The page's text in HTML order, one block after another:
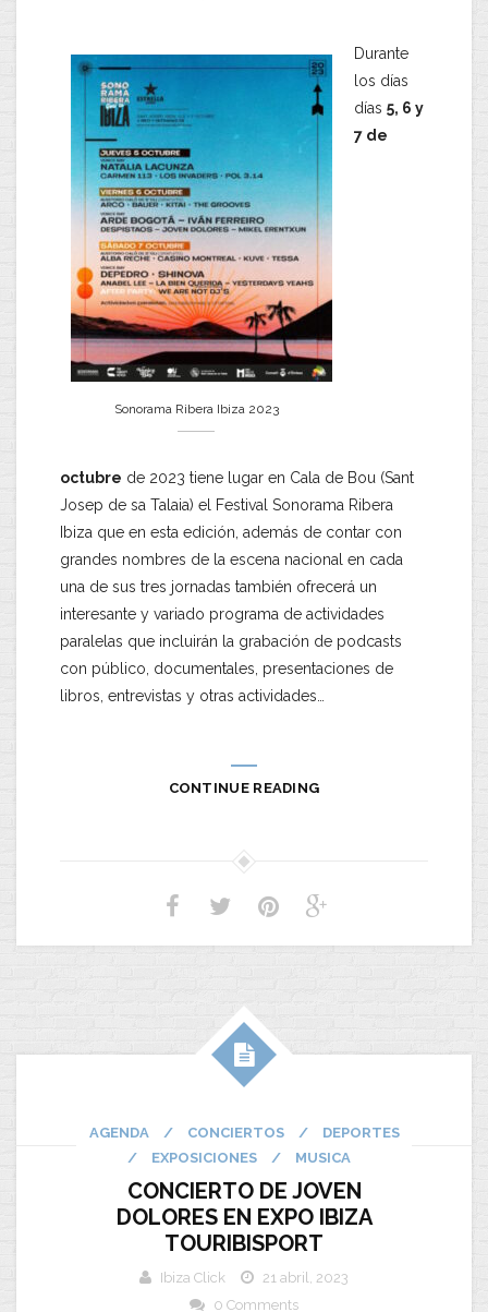
Sonorama Ribera Ibiza 2023
Durante
los días
días 5, 6 y
7 de
octubre de 2023 tiene lugar en Cala de Bou (Sant
Josep de sa Talaia) el Festival Sonorama Ribera
Ibiza que en esta edición, además de contar con
grandes nombres de la escena nacional en cada
una de sus tres jornadas también ofrecerá un
interesante y variado programa de actividades
paralelas que incluirán la grabación de podcasts
con público, documentales, presentaciones de
libros, entrevistas y otras actividades…
CONTINUE READING
AGENDA / CONCIERTOS /
DEPORTES
/
EXPOSICIONES / MUSICA
CONCIERTO DE JOVEN
DOLORES EN EXPO IBIZA
TOURIBISPORT
Ibiza Click
21 abril, 2023
0 Comments